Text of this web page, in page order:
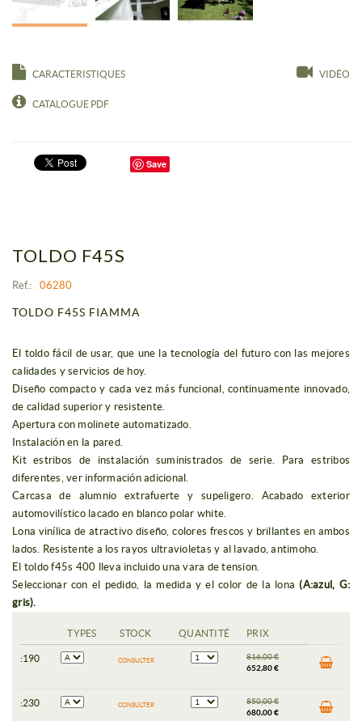
CARACTERISTIQUES
CATALOGUE PDF
VIDÉO
Save
TOLDO F45S
Ref.: 06280
TOLDO F45S FIAMMA
El toldo fácil de usar, que une la tecnología del futuro con las mejores
calidades y servicios de hoy.
Diseño compacto y cada vez más funcional, continuamente innovado,
de calidad superior y resistente.
Apertura con molinete automatizado.
Instalación en la pared.
Kit estribos de instalación suministrados de serie. Para estribos
diferentes, ver información adicional.
Carcasa de alumnio extrafuerte y supeligero. Acabado exterior
automovilístico lacado en blanco polar white.
Lona vinílica de atractivo diseño, colores frescos y brillantes en ambos
lados. Resistente a los rayos ultravioletas y al lavado, antimoho.
El toldo f45s 400 lleva incluido una vara de tension.
Seleccionar con el pedido, la medida y el color de la lona(A:azul, G:
gris).
TYPES STOCK QUANTITÉ PRIX
:190 CONSULTER 816,00€
652,80 €
:230 CONSULTER 850,00€
680,00 €